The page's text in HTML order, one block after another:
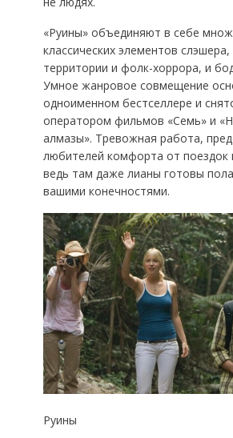
«Руины» объединяют в себе
классических элементов слэшера,
территории и фолк-хоррора, и
Умное жанровое совмещение
одноименном бестселлере и
оператором фильмов «Семь» и
алмазы». Тревожная работа,
любителей комфорта от поездок
ведь там даже лианы готовы
вашими конечностями.
Руины